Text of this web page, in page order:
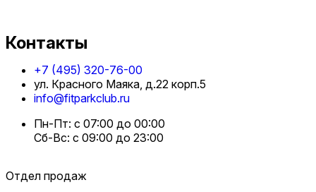
Контакты
+7 (495) 320-76-00
ул. Красного Маяка, д.22 корп.5
info@fitparkclub.ru
Пн-Пт: с 07:00 до 00:00
Сб-Вс: с 09:00 до 23:00
Отдел продаж